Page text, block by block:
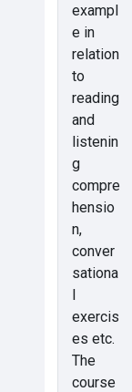
exampl
e in
relation
to
reading
and
listenin
g
compre
hensio
n,
conver
sationa
l
exercis
es etc.
The
course